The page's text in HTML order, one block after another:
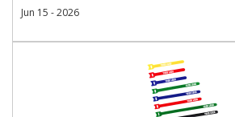
Jun 15 - 2026